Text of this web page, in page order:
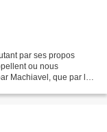
par ses propos
ou nous
Machiavel, que par les